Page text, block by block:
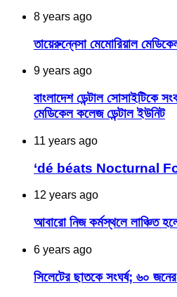
8 years ago
তায়েরুন্নেসা মেমোরিয়াল
9 years ago
বাংলাদেশ ডেন্টাল সোসাইটিকে
মেডিকেল কলেজ ডেন্টাল ইউনিট
11 years ago
‘dé béats Nocturnal
12 years ago
আবারো নিজ কর্মস্থলে লাঞ্চিত
6 years ago
সিলেটের ছাতকে সংঘর্ষ; ৬০